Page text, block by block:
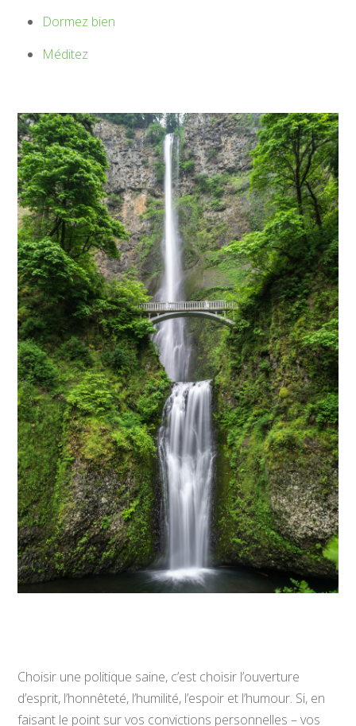
Dormez bien
Méditez
Choisir une politique saine, c’est choisir l’ouverture
d’esprit, l’honnêteté, l’humilité, l’espoir et l’humour. Si, en
faisant le point sur vos convictions personnelles – vos